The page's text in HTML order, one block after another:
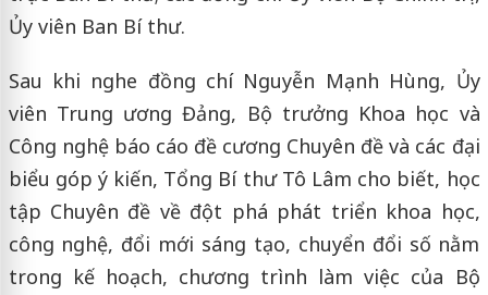
Ủy viên Ban Bí thư.
Sau khi nghe đồng chí Nguyễn Mạnh Hùng, Ủy
viên Trung ương Đảng, Bộ trưởng Khoa học và
Công nghệ báo cáo đề cương Chuyên đề và các đại
biểu góp ý kiến, Tổng Bí thư Tô Lâm cho biết, học
tập Chuyên đề về đột phá phát triển khoa học,
công nghệ, đổi mới sáng tạo, chuyển đổi số nằm
trong kế hoạch, chương trình làm việc của Bộ